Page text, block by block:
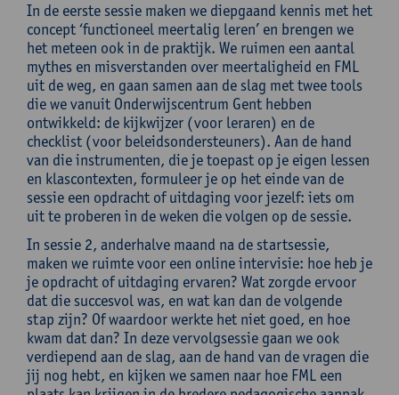
In de eerste sessie maken we diepgaand kennis met het
concept ‘functioneel meertalig leren’ en brengen we
het meteen ook in de praktijk. We ruimen een aantal
mythes en misverstanden over meertaligheid en FML
uit de weg, en gaan samen aan de slag met twee tools
die we vanuit Onderwijscentrum Gent hebben
ontwikkeld: de kijkwijzer (voor leraren) en de
checklist (voor beleidsondersteuners). Aan de hand
van die instrumenten, die je toepast op je eigen lessen
en klascontexten, formuleer je op het einde van de
sessie een opdracht of uitdaging voor jezelf: iets om
uit te proberen in de weken die volgen op de sessie.
In sessie 2, anderhalve maand na de startsessie,
maken we ruimte voor een online intervisie: hoe heb je
je opdracht of uitdaging ervaren? Wat zorgde ervoor
dat die succesvol was, en wat kan dan de volgende
stap zijn? Of waardoor werkte het niet goed, en hoe
kwam dat dan? In deze vervolgsessie gaan we ook
verdiepend aan de slag, aan de hand van de vragen die
jij nog hebt, en kijken we samen naar hoe FML een